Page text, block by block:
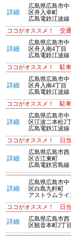
詳細
広島県広島市中
区舟入幸町
広島電鉄江波線
ココがオススメ！ 交
詳細
広島県広島市中
区舟入南4丁目
広島電鉄江波線
ココがオススメ！ 駐
詳細
広島県広島市中
区舟入南4丁目
広島電鉄江波線
ココがオススメ！ 駐
詳細
広島県広島市中
区江波二本松2
広島電鉄江波線
ココがオススメ！ 日
詳細
広島県広島市西
区古江東町
広島電鉄宮島線
詳細
広島県広島市中
区白島九軒町
アストラムライ
ココがオススメ！ 日
詳細
広島県広島市西
区観音本町2丁目